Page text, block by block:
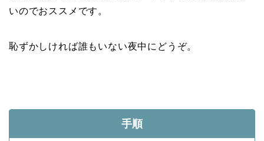
いのでおススメです。
恥ずかしければ誰もいない夜中にどうぞ。
手順